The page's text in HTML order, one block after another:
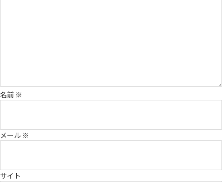
名前 ※
メール ※
サイト